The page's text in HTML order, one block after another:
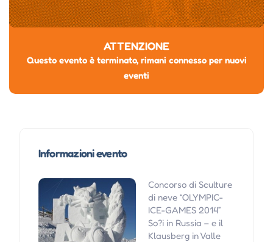
ATTENZIONE
Questo evento è terminato, rimani connesso per nuovi
eventi
Informazioni evento
Concorso di Sculture
di neve “OLYMPIC-
ICE-GAMES 2014”
So?i in Russia – e il
Klausberg in Valle